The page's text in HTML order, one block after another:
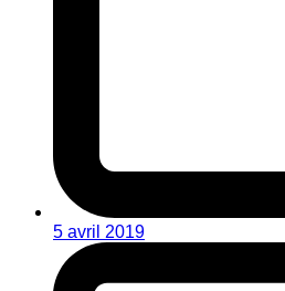
5 avril 2019